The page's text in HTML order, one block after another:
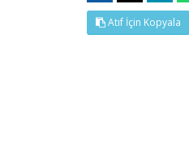
Atıf İçin Kopyala